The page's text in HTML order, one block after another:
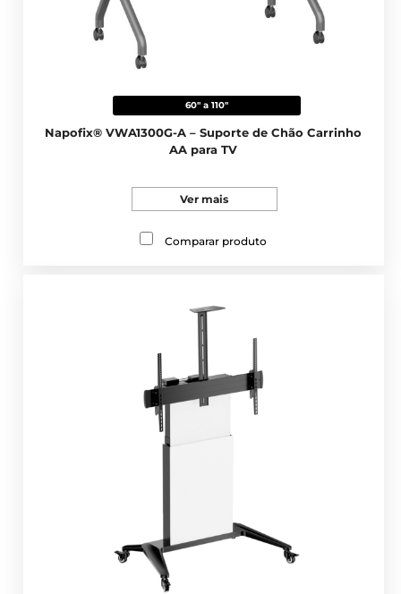
60" a 110"
Napofix® VWA1300G-A – Suporte de Chão Carrinho
AA para TV
Ver mais
Comparar produto